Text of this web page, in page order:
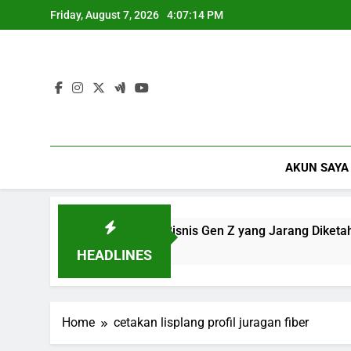
to
Friday, August 7, 2026 4:07:15 PM
AKUN SAYA
HEADLINES
10 Peluang Bisnis Gen Z yang Jarang Diketahui
9 Months Ago
Home cetakan lisplang profil juragan fiber